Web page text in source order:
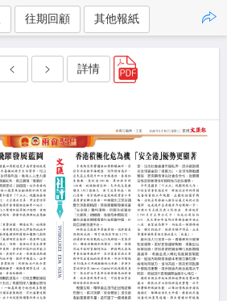
往期回顧 其他報紙
詳情